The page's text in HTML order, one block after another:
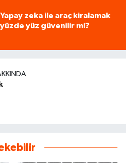
Yapay zeka ile araç kiralamak
yüzde yüz güvenilir mi?